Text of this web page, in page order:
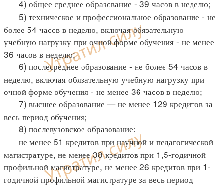
4) общее среднее образование - 39 часов в неделю;
5) техническое и профессиональное образование - не
более 54 часов в неделю, включая обязательную
учебную нагрузку при очной форме обучения - не менее
36 часов в неделю;
6) послесреднее образование - не более 54 часов в
неделю, включая обязательную учебную нагрузку при
очной форме обучения - не менее 36 часов в неделю;
7) высшее образование — не менее 129 кредитов за
весь период обучения;
8) послевузовское образование:
не менее 51 кредитов при научной и педагогической
магистратуре, не менее 38 кредитов при 1,5-годичной
профильной магистратуре, не менее 26 кредитов при 1-
годичной профильной магистратуре за весь период